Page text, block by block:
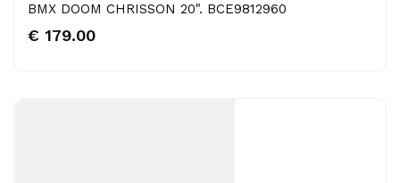
BMX DOOM CHRISSON 20". BCE9812960
€ 179.00